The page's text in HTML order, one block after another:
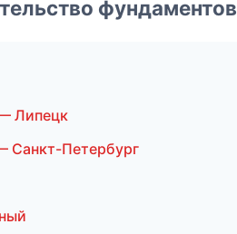
фундаментов
Липецк
Санкт-Петербург